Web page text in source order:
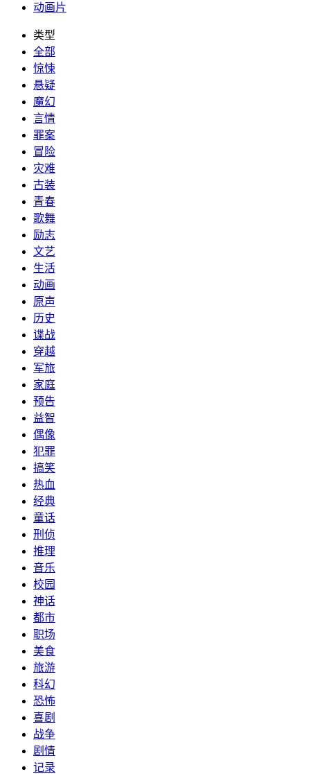
动画片
类型
全部
惊悚
悬疑
魔幻
言情
罪案
冒险
灾难
古装
青春
歌舞
励志
文艺
生活
动画
原声
历史
谍战
穿越
军旅
家庭
预告
益智
偶像
犯罪
搞笑
热血
经典
童话
刑侦
推理
音乐
校园
神话
都市
职场
美食
旅游
科幻
恐怖
喜剧
战争
剧情
记录